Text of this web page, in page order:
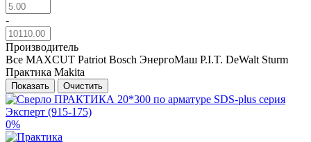
-
Производитель
Все MAXCUT Patriot Bosch ЭнергоМаш P.I.T. DeWalt Sturm
Практика Makita
Показать Очистить
0%